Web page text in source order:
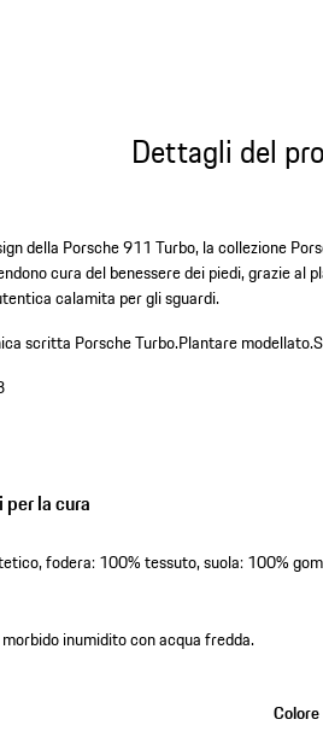
Dettagli del
della Porsche 911 Turbo, la collezione
cura del benessere dei piedi, grazie al
calamita per gli sguardi.
scritta Porsche Turbo.Plantare modellato.
la cura
fodera: 100% tessuto, suola: 100%
inumidito con acqua fredda.
Colore